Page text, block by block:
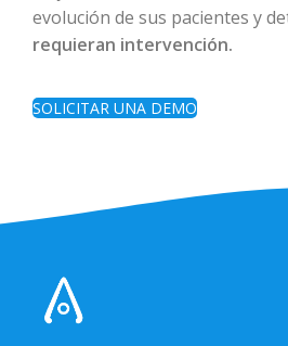
evolución de sus pacientes y
requieran intervención.
SOLICITAR UNA DEMO